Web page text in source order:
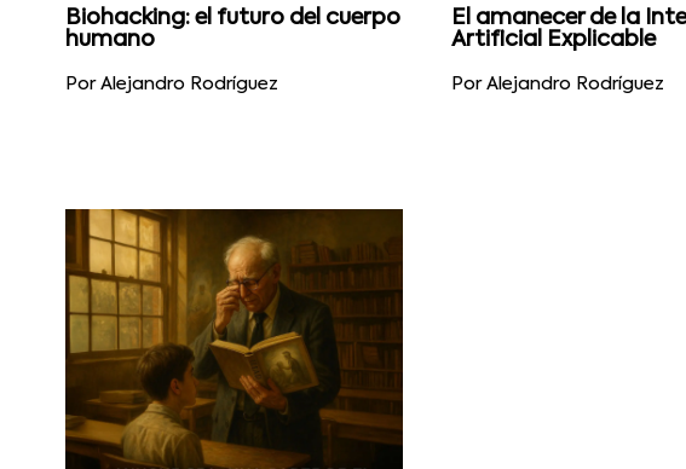
Biohacking: el futuro del cuerpo
humano
Por Alejandro Rodríguez
El amanecer de la
Artificial Explicable
Por Alejandro Rodríguez